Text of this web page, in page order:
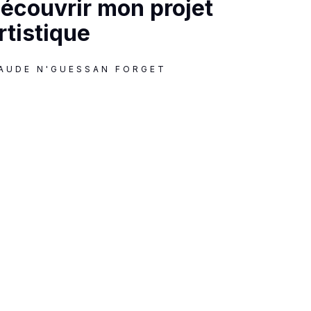
mon projet
N'GUESSAN FORGET